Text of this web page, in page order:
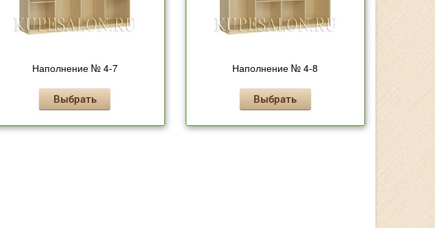
Наполнение № 4-7
Выбрать
Наполнение № 4-8
Выбрать